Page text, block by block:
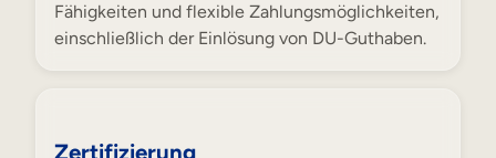
Fähigkeiten und flexible Zahlungsmöglichkeiten,
einschließlich der Einlösung von DU-Guthaben.
Zertifizierung